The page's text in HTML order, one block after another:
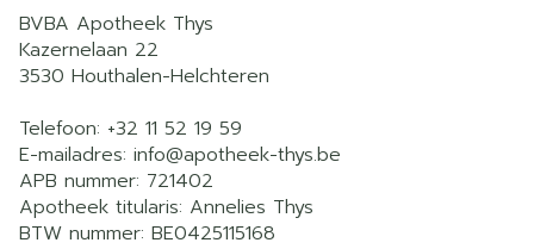
BVBA Apotheek Thys
Kazernelaan 22
3530 Houthalen-Helchteren
Telefoon: +32 11 52 19 59
E-mailadres: info@apotheek-thys.be
APB nummer: 721402
Apotheek titularis: Annelies Thys
BTW nummer: BE0425115168